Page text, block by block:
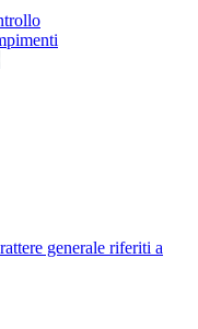
generale riferiti a